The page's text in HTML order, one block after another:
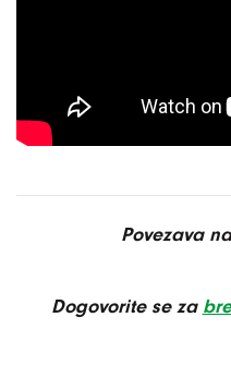
Povezava
Dogovorite se za